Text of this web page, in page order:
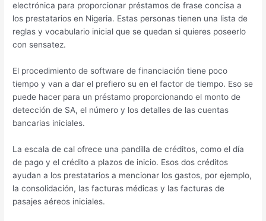
electrónica para proporcionar préstamos de frase concisa a
los prestatarios en Nigeria. Estas personas tienen una lista de
reglas y vocabulario inicial que se quedan si quieres poseerlo
con sensatez.
El procedimiento de software de financiación tiene poco
tiempo y van a dar el prefiero su en el factor de tiempo. Eso se
puede hacer para un préstamo proporcionando el monto de
detección de SA, el número y los detalles de las cuentas
bancarias iniciales.
La escala de cal ofrece una pandilla de créditos, como el día
de pago y el crédito a plazos de inicio. Esos dos créditos
ayudan a los prestatarios a mencionar los gastos, por ejemplo,
la consolidación, las facturas médicas y las facturas de
pasajes aéreos iniciales.